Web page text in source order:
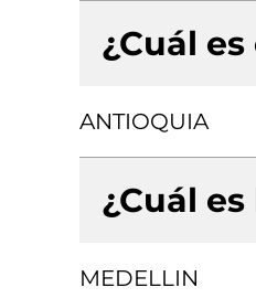
¿Cuál
ANTIOQUIA
¿Cuál
MEDELLIN